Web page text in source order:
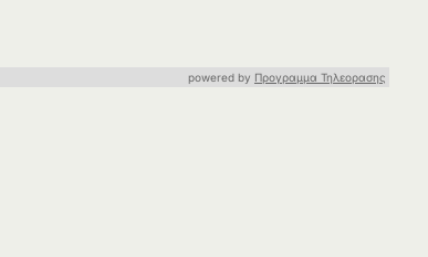
powered by Προγραμμα Τηλεορασης